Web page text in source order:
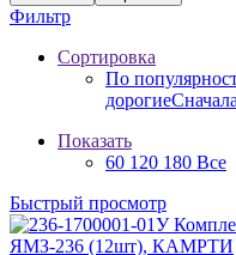
Фильтр
Сортировка
По
дорогие
Показать
60 120 180 Все
Быстрый просмотр